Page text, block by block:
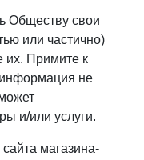
Обществу свои
или частично)
их. Примите к
не
и/или услуги.
магазина-